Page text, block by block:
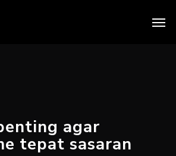
agar
tepat sasaran